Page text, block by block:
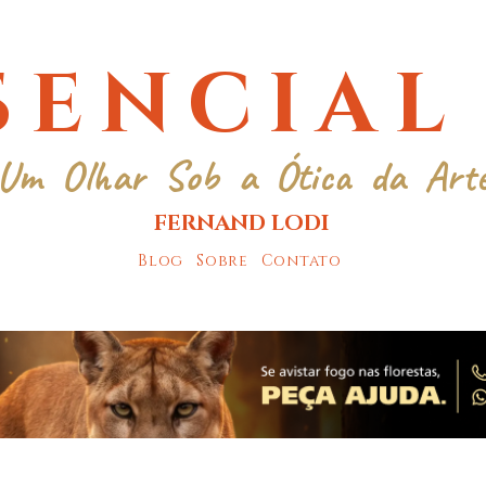
Olhar Sob a Ótica da
FERNAND LODI
Blog Sobre Contato